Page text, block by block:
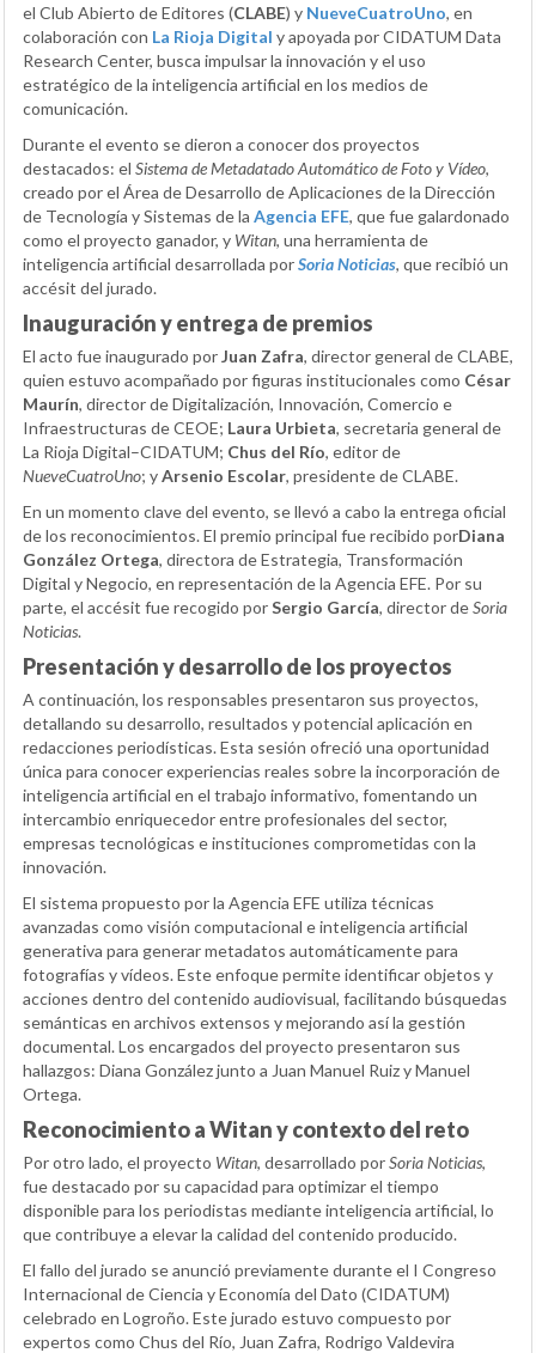
el Club Abierto de Editores (CLABE) y NueveCuatroUno, en
colaboración con La Rioja Digital y apoyada por CIDATUM Data
Research Center, busca impulsar la innovación y el uso
estratégico de la inteligencia artificial en los medios de
comunicación.
Durante el evento se dieron a conocer dos proyectos
destacados: el Sistema de Metadatado Automático de Foto y Vídeo,
creado por el Área de Desarrollo de Aplicaciones de la Dirección
de Tecnología y Sistemas de la Agencia EFE, que fue galardonado
como el proyecto ganador, y Witan, una herramienta de
inteligencia artificial desarrollada porSoria Noticias, que recibió un
accésit del jurado.
Inauguración y entrega de premios
El acto fue inaugurado porJuan Zafra, director general de CLABE,
quien estuvo acompañado por figuras institucionales como César
Maurín, director de Digitalización, Innovación, Comercio e
Infraestructuras de CEOE; Laura Urbieta, secretaria general de
La Rioja Digital–CIDATUM; Chus del Río, editor de
NueveCuatroUno; yArsenio Escolar, presidente de CLABE.
En un momento clave del evento, se llevó a cabo la entrega oficial
de los reconocimientos. El premio principal fue recibido porDiana
González Ortega, directora de Estrategia, Transformación
Digital y Negocio, en representación de la Agencia EFE. Por su
parte, el accésit fue recogido porSergio García, director deSoria
Noticias.
Presentación y desarrollo de los proyectos
A continuación, los responsables presentaron sus proyectos,
detallando su desarrollo, resultados y potencial aplicación en
redacciones periodísticas. Esta sesión ofreció una oportunidad
única para conocer experiencias reales sobre la incorporación de
inteligencia artificial en el trabajo informativo, fomentando un
intercambio enriquecedor entre profesionales del sector,
empresas tecnológicas e instituciones comprometidas con la
innovación.
El sistema propuesto por la Agencia EFE utiliza técnicas
avanzadas como visión computacional e inteligencia artificial
generativa para generar metadatos automáticamente para
fotografías y vídeos. Este enfoque permite identificar objetos y
acciones dentro del contenido audiovisual, facilitando búsquedas
semánticas en archivos extensos y mejorando así la gestión
documental. Los encargados del proyecto presentaron sus
hallazgos: Diana González junto a Juan Manuel Ruiz y Manuel
Ortega.
Reconocimiento a Witan y contexto del reto
Por otro lado, el proyecto Witan, desarrollado porSoria Noticias,
fue destacado por su capacidad para optimizar el tiempo
disponible para los periodistas mediante inteligencia artificial, lo
que contribuye a elevar la calidad del contenido producido.
El fallo del jurado se anunció previamente durante el I Congreso
Internacional de Ciencia y Economía del Dato (CIDATUM)
celebrado en Logroño. Este jurado estuvo compuesto por
expertos como Chus del Río, Juan Zafra, Rodrigo Valdevira